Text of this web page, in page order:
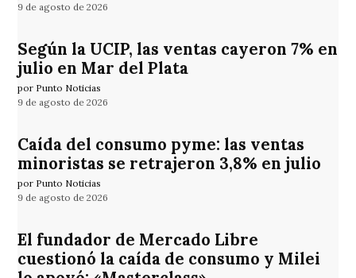
9 de agosto de 2026
Según la UCIP, las ventas cayeron 7% en
julio en Mar del Plata
por Punto Noticias
9 de agosto de 2026
Caída del consumo pyme: las ventas
minoristas se retrajeron 3,8% en julio
por Punto Noticias
9 de agosto de 2026
El fundador de Mercado Libre
cuestionó la caída de consumo y Milei